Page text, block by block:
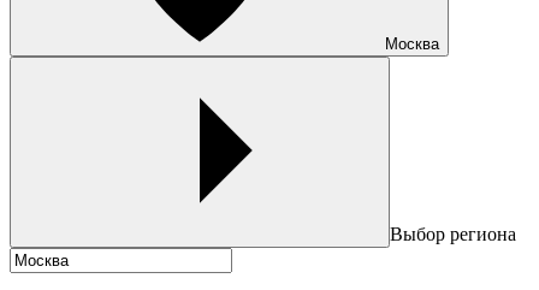
Москва
Выбор региона